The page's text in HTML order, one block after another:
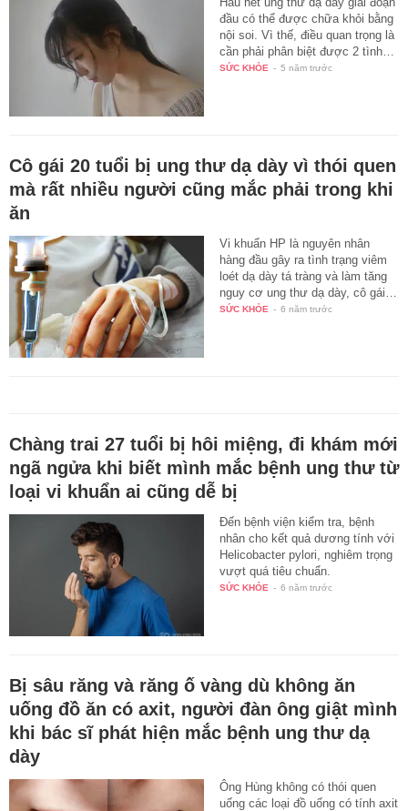
đầu có thể được chữa khỏi bằng
nội soi. Vì thế, điều quan trọng là
cần phải phân biệt được 2 tình…
SỨC KHỎE - 5 năm trước
Cô gái 20 tuổi bị ung thư dạ dày vì thói quen
mà rất nhiều người cũng mắc phải trong khi
ăn
Vi khuẩn HP là nguyên nhân
hàng đầu gây ra tình trạng viêm
loét dạ dày tá tràng và làm tăng
nguy cơ ung thư dạ dày, cô gái…
SỨC KHỎE - 6 năm trước
Chàng trai 27 tuổi bị hôi miệng, đi khám mới
ngã ngửa khi biết mình mắc bệnh ung thư từ
loại vi khuẩn ai cũng dễ bị
Đến bệnh viện kiểm tra, bệnh
nhân cho kết quả dương tính với
Helicobacter pylori, nghiêm trọng
vượt quá tiêu chuẩn.
SỨC KHỎE - 6 năm trước
Bị sâu răng và răng ố vàng dù không ăn
uống đồ ăn có axit, người đàn ông giật mình
khi bác sĩ phát hiện mắc bệnh ung thư dạ
dày
Ông Hùng không có thói quen
uống các loại đồ uống có tính axit